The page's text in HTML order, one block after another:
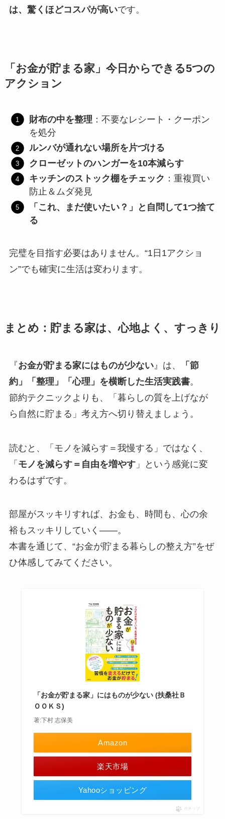
は、驚くほどコスパが高いです。
「お金が貯まる家」今日からできる5つの
アクション
財布の中を整理 ：不要なレシート・クーポン
を処分
ルンバが通れない場所を片づける
クローゼットのハンガーを10本減らす
キッチンのストック棚をチェック ：重複買い
防止＆ムダ発見
「これ、まだ使いたい？」と自問して1つ捨て
る
完璧を目指す必要はありません。“1日1アクショ
ン”でも確実に生活は変わります。
まとめ：貯まる家は、心地よく、すっきり
『お金が貯まる家にはものが少ない』は、
「節
約」「整理」「心理」を横断した生活実践書。
節約テクニックよりも、「暮らしの質を上げなが
ら自然に貯まる」考え方へ切り替えましょう。
読むと、「モノを減らす＝我慢する」ではなく、
「 モノを減らす＝自由を増やす」という感覚に変
わるはずです。
部屋がスッキリすれば、お金も、時間も、心の余
裕もスッキリしていく——。
本書を通じて、“お金が貯まる暮らしの整え方”をぜ
ひ体感してみてください。
「お金が貯まる家」にはものが少ない (扶桑社Ｂ
ＯＯＫＳ)
著:下村 志保美
Amazon
楽天市場
Yahooショッピング
ポチップ